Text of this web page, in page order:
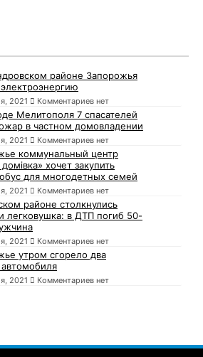
районе Запорожья
2021 Комментариев нет
Мелитополя 7 спасателей
в частном домовладении
2021 Комментариев нет
коммунальный центр
хочет закупить
для многодетных семей
2021 Комментариев нет
районе столкнулись
легковушка: в ДТП погиб 50-
2021 Комментариев нет
утром сгорело два
2021 Комментариев нет